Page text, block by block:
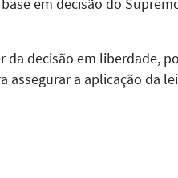
em decisão do
da decisão em liberdade,
assegurar a aplicação da